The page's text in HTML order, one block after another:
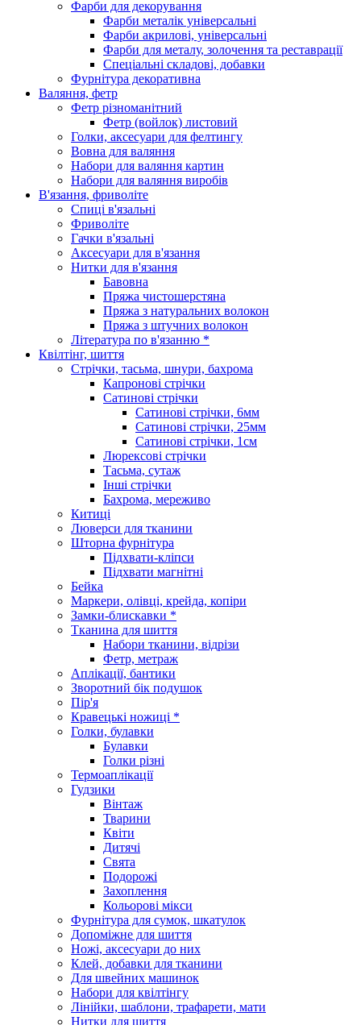
Фарби для декорування
Фарби металік універсальні
Фарби акрилові, універсальні
Фарби для металу, золочення та реставрації
Спеціальні складові, добавки
Фурнітура декоративна
Валяння, фетр
Фетр різноманітний
Фетр (войлок) листовий
Голки, аксесуари для фелтингу
Вовна для валяння
Набори для валяння картин
Набори для валяння виробів
В'язання, фриволіте
Спиці в'язальні
Фриволіте
Гачки в'язальні
Аксесуари для в'язання
Нитки для в'язання
Бавовна
Пряжа чистошерстяна
Пряжа з натуральних волокон
Пряжа з штучних волокон
Література по в'язанню *
Квілтінг, шиття
Стрічки, тасьма, шнури, бахрома
Капронові стрічки
Сатинові стрічки
Сатинові стрічки, 6мм
Сатинові стрічки, 25мм
Сатинові стрічки, 1см
Люрексові стрічки
Тасьма, сутаж
Інші стрічки
Бахрома, мереживо
Китиці
Люверси для тканини
Шторна фурнітура
Підхвати-кліпси
Підхвати магнітні
Бейка
Маркери, олівці, крейда, копіри
Замки-блискавки *
Тканина для шиття
Набори тканини, відрізи
Фетр, метраж
Аплікації, бантики
Зворотний бік подушок
Пір'я
Кравецькі ножиці *
Голки, булавки
Булавки
Голки різні
Термоаплікації
Гудзики
Вінтаж
Тварини
Квіти
Дитячі
Свята
Подорожі
Захоплення
Кольорові мікси
Фурнітура для сумок, шкатулок
Допоміжне для шиття
Ножі, аксесуари до них
Клей, добавки для тканини
Для швейних машинок
Набори для квілтінгу
Лінійки, шаблони, трафарети, мати
Нитки для шиття